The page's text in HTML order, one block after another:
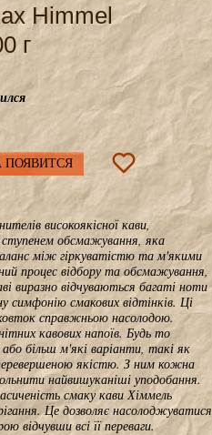
Himmel
г
ПОЯВИТСЯ
високоякісної кави,
ступенем обсмажування, яка
між гіркуватістю та м'якими
процес відбору та обсмажування,
виразно відчуваються багаті ноти
симфонію смакових відтінків. Ці
справжньою насолодою.
кавових напоїв. Будь то
більш м'які варіанти, такі як
якістю. З ним кожна
найвишуканіші уподобання.
смаку кави Хіммель
Це дозволяє насолоджуватися
всі її переваги.